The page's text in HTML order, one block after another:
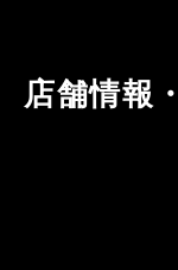
店舗情報